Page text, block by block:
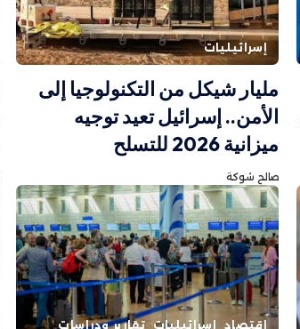
إسرائيليات
مليار شيكل من التكنولوجيا إلى
الأمن.. إسرائيل تعيد توجيه
ميزانية 2026 للتسلح
صالح شوكة
اقتصاد إسرائيليات تقارير ودراسات